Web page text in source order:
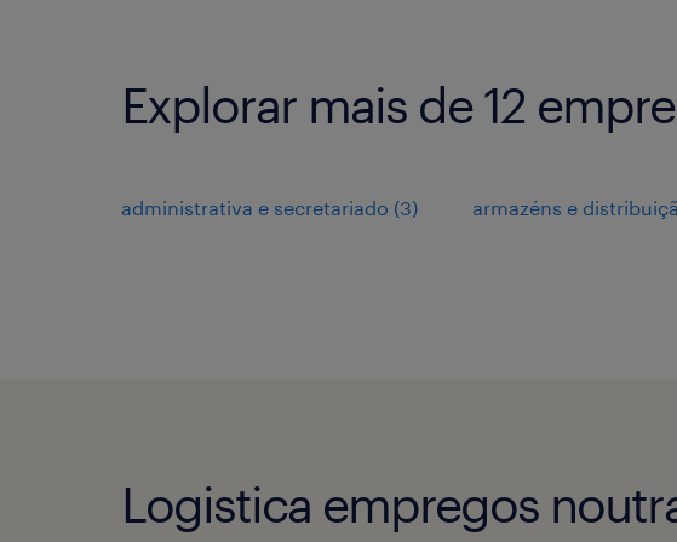
Explorar mais de 12
administrativa e secretariado (3) armazéns e
Logistica empregos